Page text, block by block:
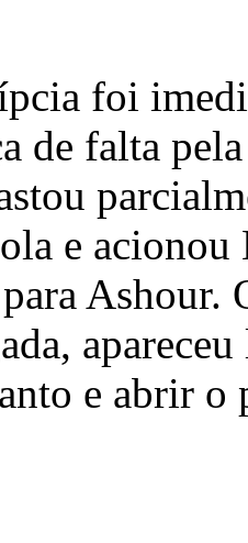
foi
de falta
e
Ashour.
e abrir o